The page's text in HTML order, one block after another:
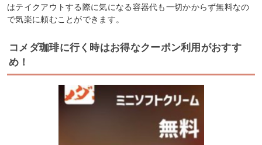
はテイクアウトする際に気になる容器代も一切かからず無料なの
で気楽に頼むことができます。
コメダ珈琲に行く時はお得なクーポン利用がおすす
め！